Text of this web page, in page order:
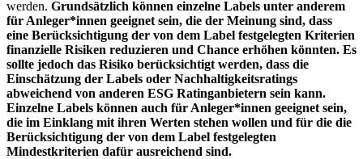
werden. Grundsätzlich können einzelne Labels unter anderem
für Anleger*innen geeignet sein, die der Meinung sind, dass
eine Berücksichtigung der von dem Label festgelegten Kriterien
finanzielle Risiken reduzieren und Chance erhöhen könnten. Es
sollte jedoch das Risiko berücksichtigt werden, dass die
Einschätzung der Labels oder Nachhaltigkeitsratings
abweichend von anderen ESG Ratinganbietern sein kann.
Einzelne Labels können auch für Anleger*innen geeignet sein,
die im Einklang mit ihren Werten stehen wollen und für die die
Berücksichtigung der von dem Label festgelegten
Mindestkriterien dafür ausreichend sind.